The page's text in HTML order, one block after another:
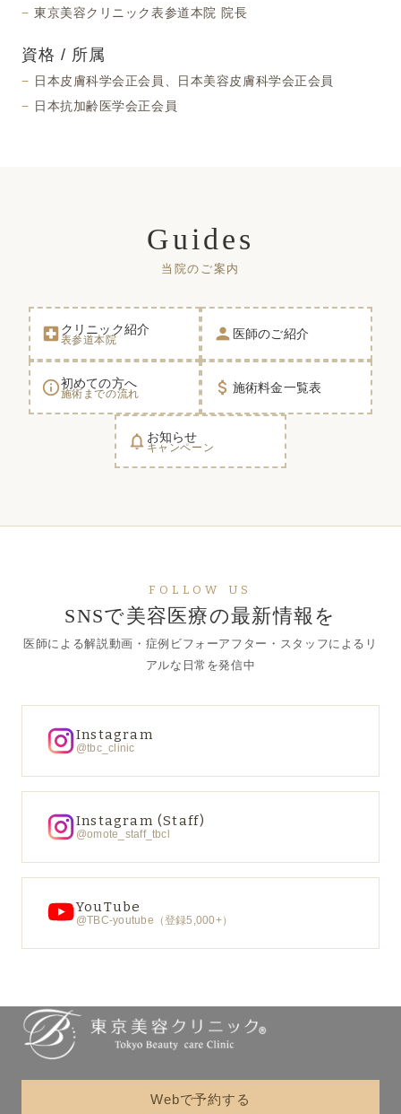
東京美容クリニック表参道本院 院長
資格 / 所属
日本皮膚科学会正会員、日本美容皮膚科学会正会員
日本抗加齢医学会正会員
Guides
当院のご案内
local_hospitalクリニック紹介
表参道本院 person 医師のご紹介
info_outline初めての方へ
施術までの流れ attach_money 施術料金一覧表
notifications_none お知らせ
キャンペーン
FOLLOW US
SNSで美容医療の最新情報を
医師による解説動画・症例ビフォーアフター・スタッフによるリ
アルな日常を発信中
Instagram
@tbc_clinic
Instagram (Staff)
@omote_staff_tbcl
YouTube
@TBC-youtube（登録5,000+）
Webで予約する